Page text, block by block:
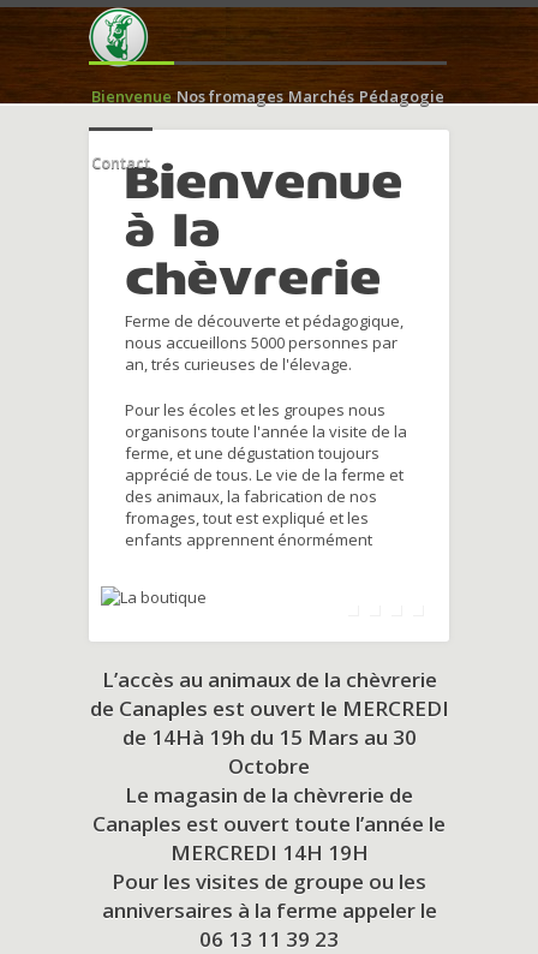
Bienvenue Nos fromages Marchés Pédagogie
ContactBienvenue
à la
chèvrerie
Ferme de découverte et pédagogique,
nous accueillons 5000 personnes par
an, trés curieuses de l'élevage.
Pour les écoles et les groupes nous
organisons toute l'année la visite de la
ferme, et une dégustation toujours
apprécié de tous. Le vie de la ferme et
des animaux, la fabrication de nos
fromages, tout est expliqué et les
enfants apprennent énormément
L’accès au animaux de la chèvrerie
de Canaples est ouvert le MERCREDI
de 14Hà 19h du 15 Mars au 30
Octobre
Le magasin de la chèvrerie de
Canaples est ouvert toute l’année le
MERCREDI 14H 19H
Pour les visites de groupe ou les
anniversaires à la ferme appeler le
06 13 11 39 23